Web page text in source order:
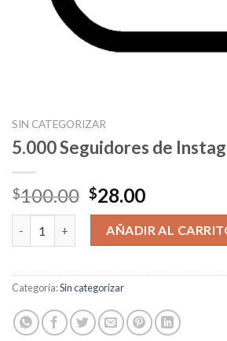
SIN CATEGORIZAR
5.000 Seguidores de
$100.00 Original
price
was:
$100.00.
$28.00Current
price
is:
$28.00.
5.000 Seguidores de Instagram cantidad
AÑADIR AL
Categoría:Sin categorizar